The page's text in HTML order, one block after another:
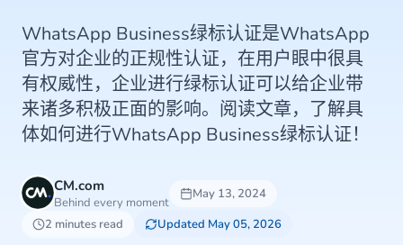
WhatsApp Business绿标认证是WhatsApp
官方对企业的正规性认证，在用户眼中很具
有权威性，企业进行绿标认证可以给企业带
来诸多积极正面的影响。阅读文章，了解具
体如何进行WhatsApp Business绿标认证！
CM.com
Behind every moment
May 13, 2024
2 minutes read
Updated May 05, 2026